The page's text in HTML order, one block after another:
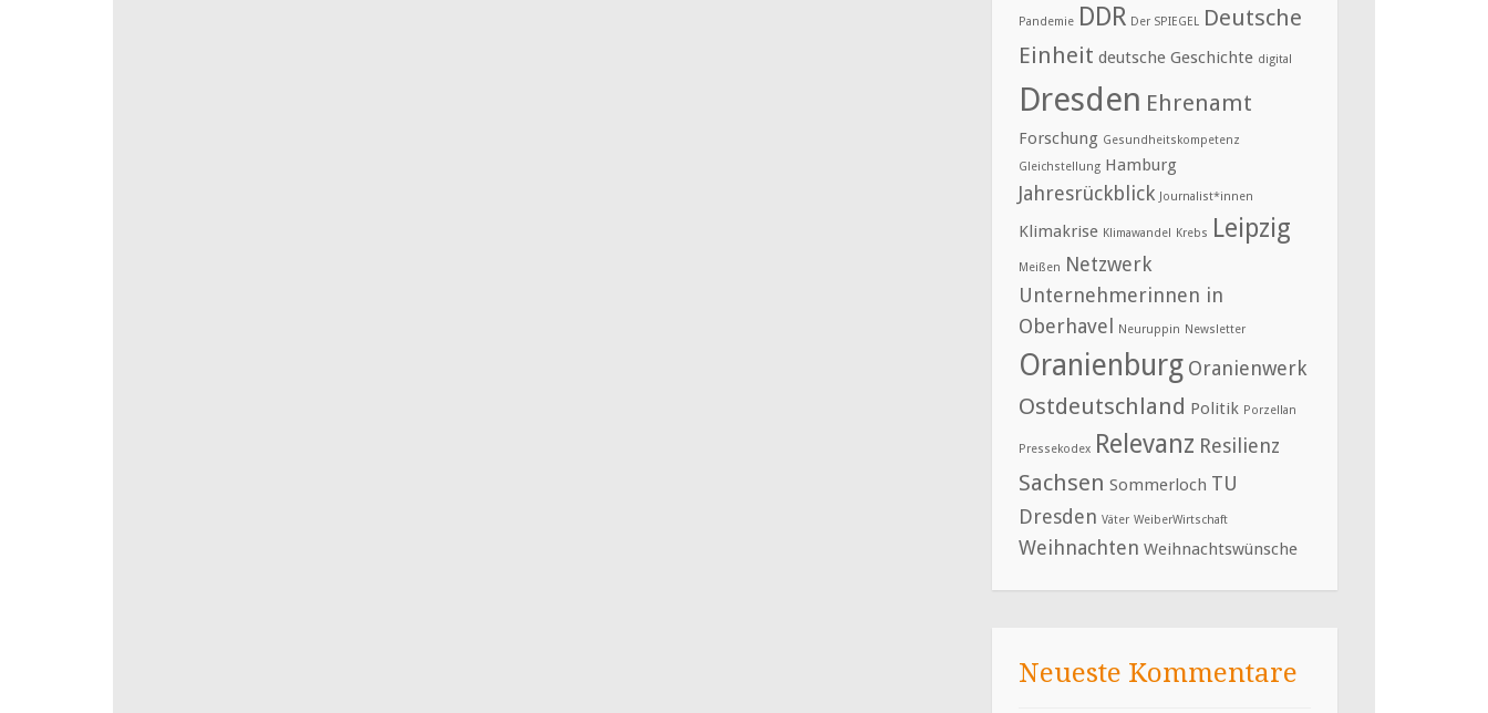
Pandemie DDR Der SPIEGEL Deutsche
Einheit deutsche Geschichte digital
Dresden Ehrenamt
Forschung Gesundheitskompetenz
Gleichstellung Hamburg
Jahresrückblick Journalist*innen
Klimakrise Klimawandel Krebs Leipzig
Meißen Netzwerk
Unternehmerinnen in
Oberhavel
Neuruppin Newsletter
Oranienburg Oranienwerk
Ostdeutschland Politik Porzellan
Pressekodex Relevanz Resilienz
Sachsen Sommerloch TU
Dresden Väter WeiberWirtschaft
Weihnachten Weihnachtswünsche
Neueste Kommentare